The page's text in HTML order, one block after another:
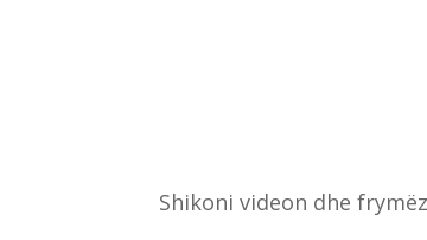
Shikoni videon dhe